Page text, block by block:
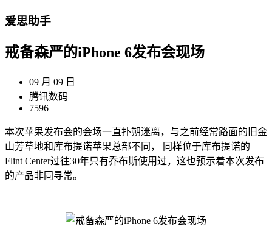
爱思助手
戒备森严的iPhone 6发布会现场
09 月 09 日
腾讯数码
7596
本次苹果发布会的会场一直扑朔迷离，与之前经常路面的旧金
山芳草地和库布提诺苹果总部不同， 同样位于库布提诺的
Flint Center过往30年只有乔布斯使用过，这也预示着本次发布
的产品非同寻常。